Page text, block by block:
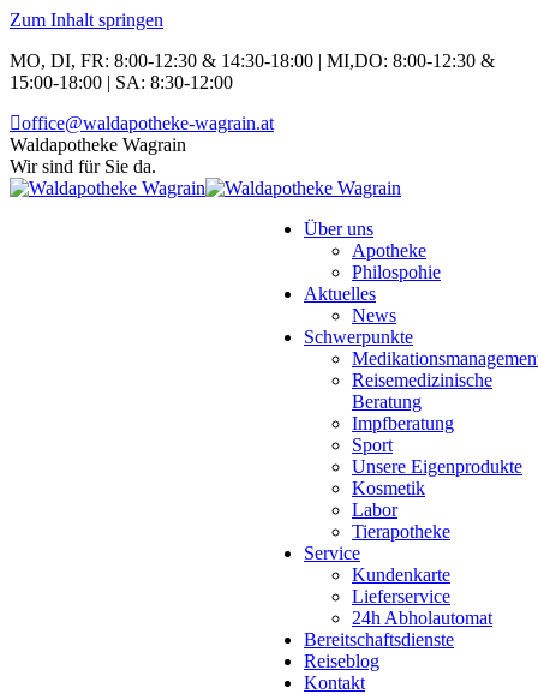
Zum Inhalt springen
MO, DI, FR: 8:00-12:30 & 14:30-18:00 | MI,DO: 8:00-12:30 &
15:00-18:00 | SA: 8:30-12:00
office@waldapotheke-wagrain.at
Waldapotheke Wagrain
Wir sind für Sie da.
Über uns
Apotheke
Philospohie
Aktuelles
News
Schwerpunkte
Reisemedizinische
Beratung
Impfberatung
Sport
Unsere Eigenprodukte
Kosmetik
Labor
Tierapotheke
Service
Kundenkarte
Lieferservice
24h Abholautomat
Bereitschaftsdienste
Reiseblog
Kontakt